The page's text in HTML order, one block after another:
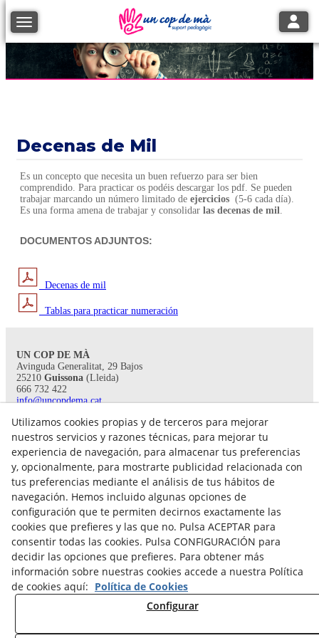
Toggle navigation
Decenas de Mil
Es un concepto que necesita un buen refuerzo para ser bien
comprendido. Para practicar os podéis descargar los pdf. Se pueden
trabajar marcando un número limitado de ejercicios (5-6 cada día).
Es una forma amena de trabajar y consolidar las decenas de mil
DOCUMENTOS ADJUNTOS:
Decenas de mil
Tablas para practicar numeración
UN COP DE MÀ
Avinguda Generalitat, 29 Bajos
25210 Guissona (Lleida)
666 732 422
info@uncopdema.cat
!SÍGUENOS!
Aviso legal
Utilizamos cookies propias y de terceros para mejorar
nuestros servicios y razones técnicas, para mejorar tu
experiencia de navegación, para almacenar tus preferencias
y, opcionalmente, para mostrarte publicidad relacionada con
tus preferencias mediante el análisis de tus hábitos de
navegación. Hemos incluido algunas opciones de
configuración que te permiten decirnos exactamente las
cookies que prefieres y las que no. Pulsa ACEPTAR para
consentir todas las cookies. Pulsa CONFIGURACIÓN para
decidir las opciones que prefieres. Para obtener más
información sobre nuestras cookies accede a nuestra Política
de cookies aquí: Política de Cookies
Configurar